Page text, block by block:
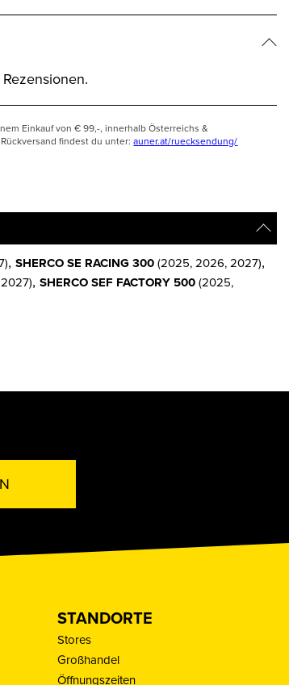
Einkauf von € 99,-, innerhalb Österreichs &
findest du unter:auner.at/ruecksendung/
, SHERCO SE RACING 300(2025, 2026, 2027),
, SHERCO SEF FACTORY 500(2025,
STANDORTE
Stores
Großhandel
Öffnungszeiten